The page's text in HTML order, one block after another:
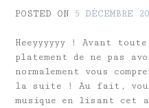
POSTED ON 5 DÉCEMBRE
Heeyyyyyy ! Avant toute
platement de ne pas
normalement vous
la suite ! Au fait, vous
musique en lisant